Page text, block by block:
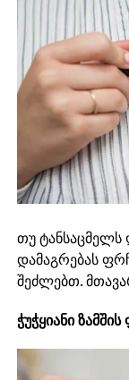
თუ
დამაგრებას
შეძლებთ.
ჭუჭყიანი